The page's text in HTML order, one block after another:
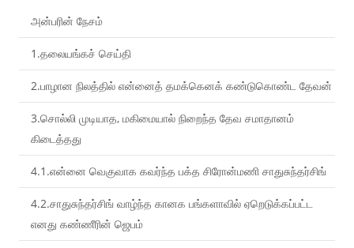
அன்பரின் நேசம்
1.தலையங்கச் செய்தி
2.பாழான நிலத்தில் என்னைத் தமக்கெனக் கண்டுகொண்ட தேவன்
3.சொல்லி முடியாத, மகிமையால் நிறைந்த தேவ சமாதானம்
கிடைத்தது
4.1.என்னை வெகுவாக கவர்ந்த பக்த சிரோன்மணி சாதுசுந்தர்சிங்
4.2.சாதுசுந்தர்சிங் வாழ்ந்த கானக பங்களாவில் ஏறெடுக்கப்பட்ட
எனது கண்ணீரின் ஜெபம்